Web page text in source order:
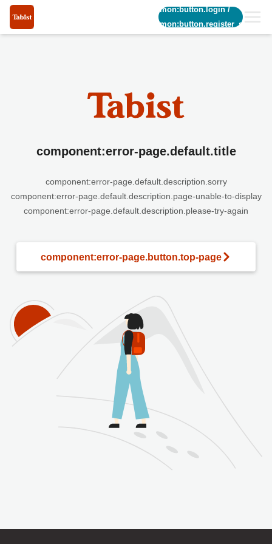
common:button.login/
common:button.register_short
component:error-page.default.title
component:error-page.default.description.sorry
component:error-page.default.description.page-unable-to-display
component:error-page.default.description.please-try-again
component:error-page.button.top-page